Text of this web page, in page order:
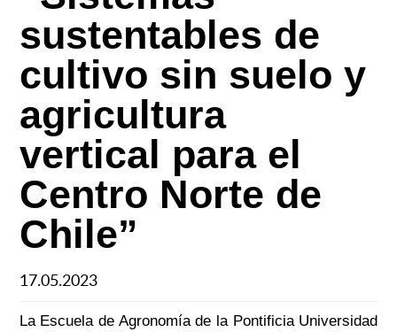
sustentables de
cultivo sin suelo y
agricultura
vertical para el
Centro Norte de
Chile”
17.05.2023
La Escuela de Agronomía de la Pontificia Universidad